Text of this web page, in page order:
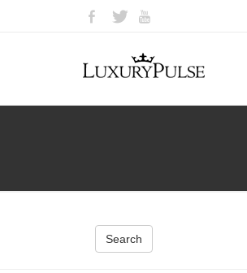
Search